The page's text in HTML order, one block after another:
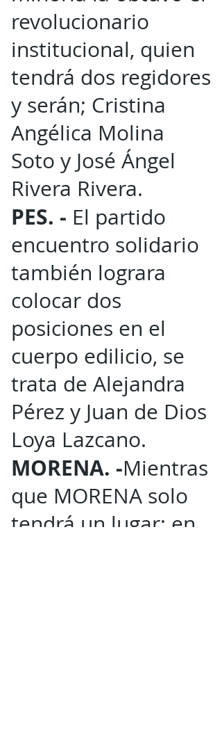
revolucionario
institucional, quien
tendrá dos regidores
y serán; Cristina
Angélica Molina
Soto y José Ángel
Rivera Rivera.
PES. - El partido
encuentro solidario
también lograra
colocar dos
posiciones en el
cuerpo edilicio, se
trata de Alejandra
Pérez y Juan de Dios
Loya Lazcano.
MORENA. -Mientras
que MORENA solo
tendrá un lugar; en